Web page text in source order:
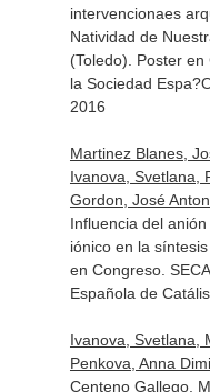
intervencionaes
Natividad de
(Toledo). Poster
la Sociedad
2016
Martinez Blanes,
Ivanova, Svetlana,
Gordon, José
Influencia del
iónico en la
en Congreso.
Española de
Ivanova, Svetlana,
Penkova, Anna
Centeno Gallego,